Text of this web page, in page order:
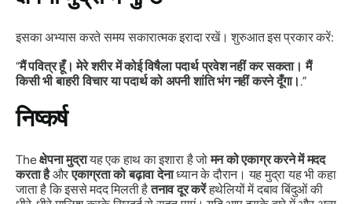
इसका अभ्यास करते समय सकारात्मक इरादा रखें। शुरुआत इस प्रकार करें:
“मैं पवित्र हूँ। मेरे शरीर में कोई विषैला पदार्थ प्रवेश नहीं कर सकता। मैं
किसी भी बाहरी विचार या पदार्थ को अपनी शांति भंग नहीं करने दूँगा।.”
निष्कर्ष
Theक्षेपना मुद्रायह एक हाथ का इशारा है जोमन को एकाग्र करने में मदद
करता हैऔरएकाग्रता को बढ़ावा देनाध्यान के दौरान। यहमुद्रायह भी कहा
जाता है कि इससे मदद मिलती हैतनाव दूर करेंहथेलियों में दबाव बिंदुओं की